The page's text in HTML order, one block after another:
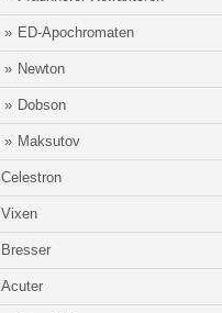
ED-Apochromaten
Newton
Dobson
Maksutov
Celestron
Vixen
Bresser
Acuter